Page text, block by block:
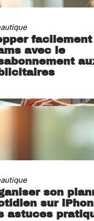
avec le
son
sur
astuces